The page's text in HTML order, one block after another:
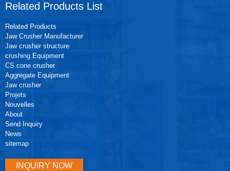
Related Products List
Related Products
Jaw Crusher Manufacturer
Jaw crusher structure
crushing Equipment
CS cone crusher
Aggregate Equipment
Jaw crusher
Projets
Nouvelles
About
Send Inquiry
News
sitemap
INQUIRY NOW